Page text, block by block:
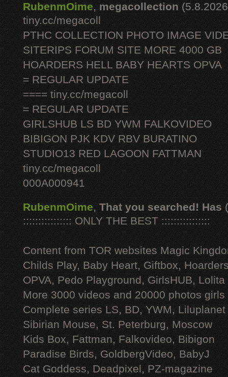
RubenmOime, megacollection
tiny.cc/megacoll
PTHC COLLECTION PHOTO IMAGE
SITERIPS FORUM SITE MORE 4000 GB
HOARDERS HELL BABY HEARTS OPVA
= REGULAR UPDATE
==== tiny.cc/megacoll
= REGULAR UPDATE
GIRLSHUB LS BD YWM FALKOVIDEO
BIBIGON PJK KDV RBV BURATINO
STUDIO13 RED LAGOON FATTMAN
tiny.cc/megacoll
000A000941
RubenmOime, That you searched! Has
:::::::::::::::: ONLY THE BEST ::::::::::::::::
Content from TOR websites Magic
Childs Play, Baby Heart, Giftbox,
OPVA, Pedo Playground, GirlsHUB, Lolita
More 3000 videos and 20000 photos
Complete series LS, BD, YWM, Liluplanet
Sibirian Mouse, St. Peterburg, Moscow
Kids Box, Fattman, Falkovideo, Bibigon
Paradise Birds, GoldbergVideo, BabyJ
Cat Goddess, Deadpixel, PZ-magazine